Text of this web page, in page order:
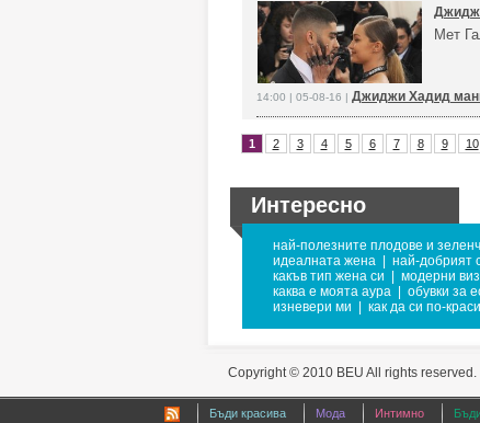
Мет
14:00 | 05-08-16 | Джиджи Хадид
1 2 3 4 5 6 7 8 9 10
Интересно
най-полезните плодове и
идеалната жена | най-добрият
какъв тип жена си | модерни
каква е моята аура | обувки за
изневери ми | как да си по-
Copyright © 2010 BEU All rights reserved.
Бъди красива Мода Интимно